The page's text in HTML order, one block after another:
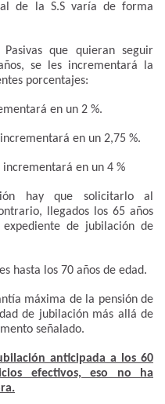
de la S.S varía de forma
Pasivas que quieran seguir
se les incrementará la
porcentajes:
en un 2 %.
en un 2,75 %.
incrementará en un 4 %
hay que solicitarlo al
llegados los 65 años
de jubilación de
hasta los 70 años de edad.
máxima de la pensión de
de jubilación más allá de
señalado.
anticipada a los 60
efectivos, eso no ha